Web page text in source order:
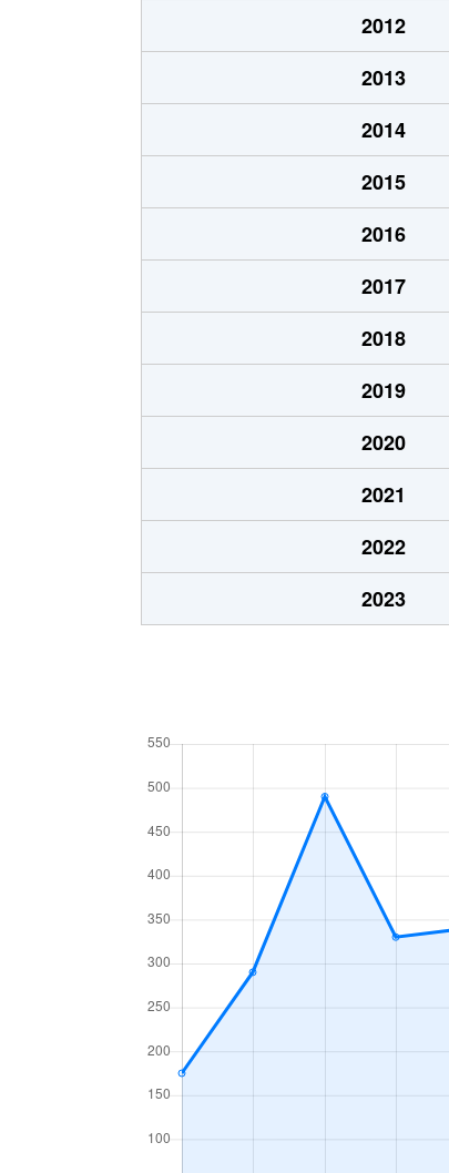
2012
2013
2014
2015
2016
2017
2018
2019
2020
2021
2022
2023